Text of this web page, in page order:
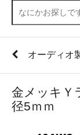
オーディオ
金メッキＹ
径5ｍｍ